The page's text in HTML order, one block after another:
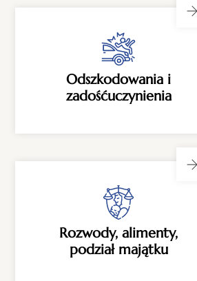
Odszkodowania i
zadośćuczynienia
Rozwody, alimenty,
podział majątku